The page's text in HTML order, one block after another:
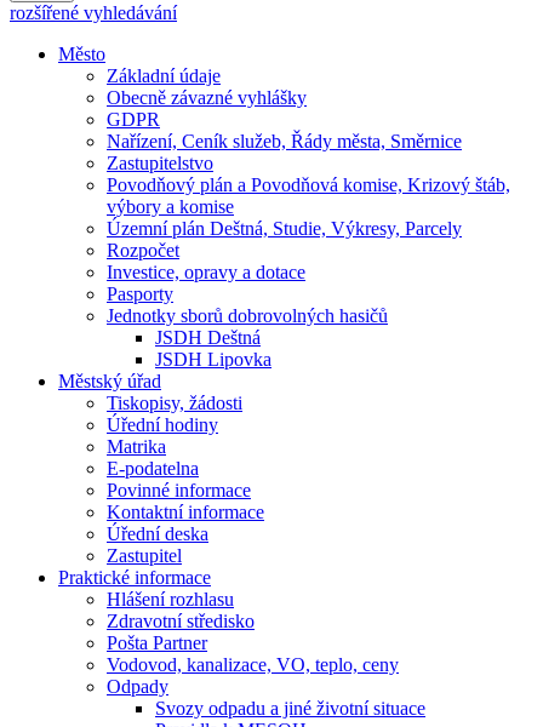
rozšířené vyhledávání
Město
Základní údaje
Obecně závazné vyhlášky
GDPR
Nařízení, Ceník služeb, Řády města, Směrnice
Zastupitelstvo
Povodňový plán a Povodňová komise, Krizový štáb,
výbory a komise
Územní plán Deštná, Studie, Výkresy, Parcely
Rozpočet
Investice, opravy a dotace
Pasporty
Jednotky sborů dobrovolných hasičů
JSDH Deštná
JSDH Lipovka
Městský úřad
Tiskopisy, žádosti
Úřední hodiny
Matrika
E-podatelna
Povinné informace
Kontaktní informace
Úřední deska
Zastupitel
Praktické informace
Hlášení rozhlasu
Zdravotní středisko
Pošta Partner
Vodovod, kanalizace, VO, teplo, ceny
Odpady
Svozy odpadu a jiné životní situace